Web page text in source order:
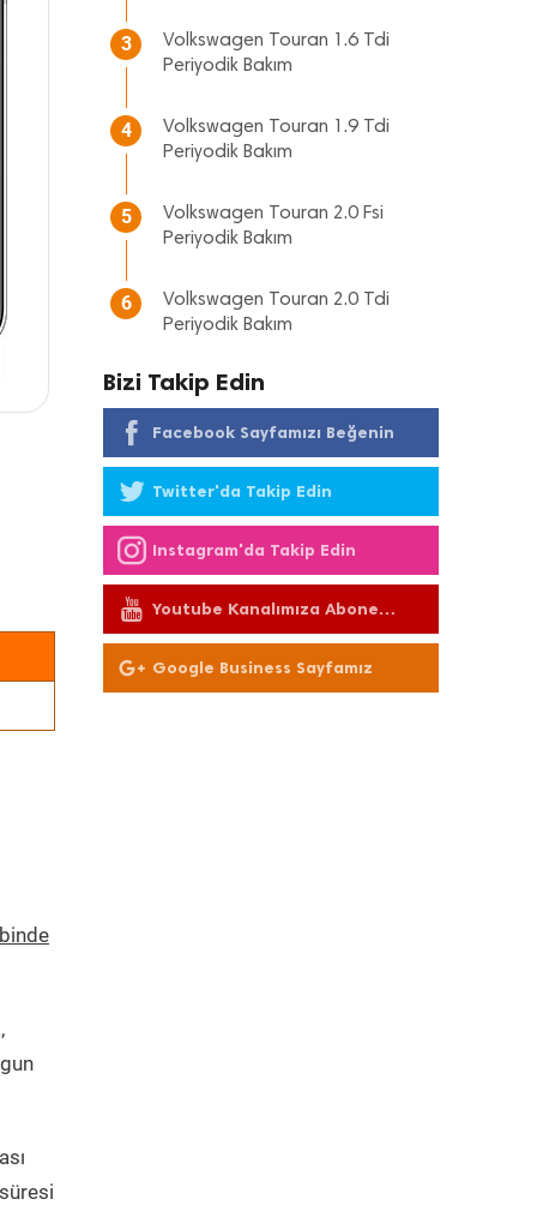
3
Volkswagen Touran 1.6 Tdi
Periyodik Bakım
4
Volkswagen Touran 1.9 Tdi
Periyodik Bakım
5
Volkswagen Touran 2.0 Fsi
Periyodik Bakım
6
Volkswagen Touran 2.0 Tdi
Periyodik Bakım
Bizi Takip Edin
Facebook Sayfamızı Beğenin
Twitter'da Takip Edin
Instagram'da Takip Edin
Youtube Kanalımıza Abone
Olun
Google Business Sayfamız